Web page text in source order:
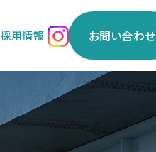
採用情報 お問い合わせ